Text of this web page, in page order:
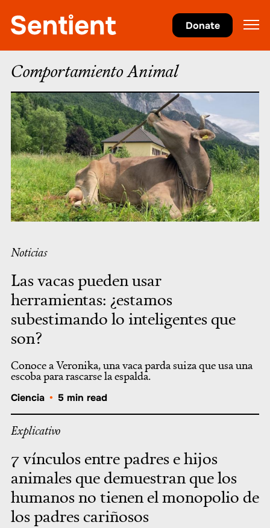
Donate
Comportamiento Animal
Noticias
Las vacas pueden usar
herramientas: ¿estamos
subestimando lo inteligentes que
son?
Conoce a Veronika, una vaca parda suiza que usa una
escoba para rascarse la espalda.
Ciencia • 5 min read
Explicativo
7 vínculos entre padres e hijos
animales que demuestran que los
humanos no tienen el monopolio de
los padres cariñosos